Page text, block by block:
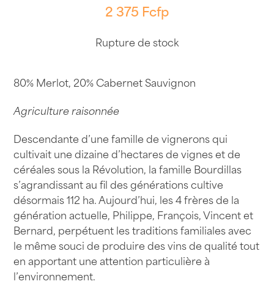
2 375 Fcfp
Rupture de stock
80% Merlot, 20% Cabernet Sauvignon
Agriculture raisonnée
Descendante d’une famille de vignerons qui
cultivait une dizaine d’hectares de vignes et de
céréales sous la Révolution, la famille Bourdillas
s’agrandissant au fil des générations cultive
désormais 112 ha. Aujourd’hui, les 4 frères de la
génération actuelle, Philippe, François, Vincent et
Bernard, perpétuent les traditions familiales avec
le même souci de produire des vins de qualité tout
en apportant une attention particulière à
l’environnement.